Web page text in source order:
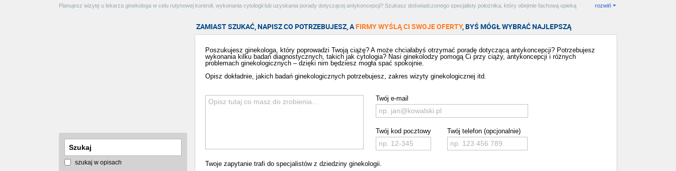
Planujesz wizytę u lekarza ginekologa w celu rutynowej kontroli, wykonania cytologii lub uzyskania porady dotyczącej antykoncepcji? Szukasz doświadczonego specjalisty położnika, który obejmie fachową opieką
rozwiń
szukaj w opisach
ZAMIAST SZUKAĆ, NAPISZ CO POTRZEBUJESZ, AFIRMY WYŚLĄ CI SWOJE OFERTY, BYŚ MÓGŁ WYBRAĆ NAJLEPSZĄ
Poszukujesz ginekologa, który poprowadzi Twoją ciążę? A może chciałabyś otrzymać poradę dotyczącą antykoncepcji? Potrzebujesz
wykonania kilku badań diagnostycznych, takich jak cytologia? Nasi ginekolodzy pomogą Ci przy ciąży, antykoncepcji i różnych
problemach ginekologicznych – dzięki nim będziesz mogła spać spokojnie.
Opisz dokładnie, jakich badań ginekologicznych potrzebujesz, zakres wizyty ginekologicznej itd.
Twój e-mail
Twój kod pocztowy Twój telefon (opcjonalnie)
Twoje zapytanie trafi do specjalistów z dziedziny ginekologii.